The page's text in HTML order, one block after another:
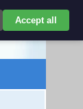
$
USD/EN
Accept all